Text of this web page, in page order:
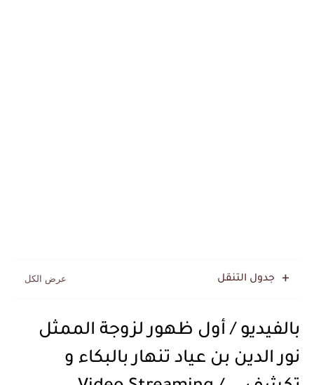
جدول التنقل
بالفيديو / أول ظهور لزوجة الممثل
نور الدين بن عياد تنهار بالبكاء و